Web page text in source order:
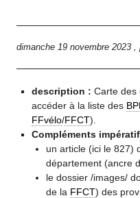
dimanche 19 novembre 2023 ,
description : Carte des
accéder à la liste des
FFvélo/FFCT).
Compléments
un article (ici le 827)
département (ancre
le dossier /images/
de la FFCT) des